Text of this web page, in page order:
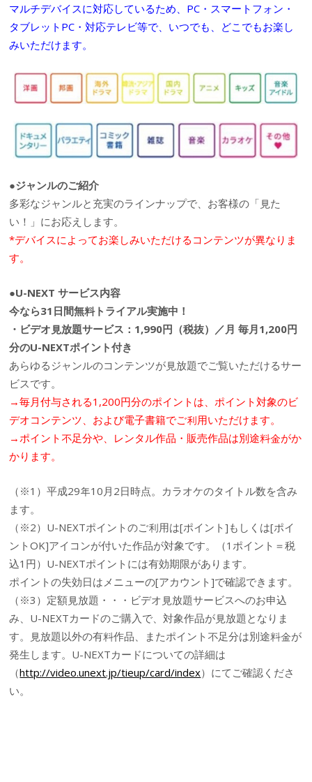
マルチデバイスに対応しているため、PC・スマートフォン・
タブレットPC・対応テレビ等で、いつでも、どこでもお楽し
みいただけます。
●ジャンルのご紹介
多彩なジャンルと充実のラインナップで、お客様の「見た
い！」にお応えします。
*デバイスによってお楽しみいただけるコンテンツが異なりま
す。
●U-NEXT サービス内容
今なら31日間無料トライアル実施中！
・ビデオ見放題サービス：1,990円（税抜）／月 毎月1,200円
分のU-NEXTポイント付き
あらゆるジャンルのコンテンツが見放題でご覧いただけるサー
ビスです。
→毎月付与される1,200円分のポイントは、ポイント対象のビ
デオコンテンツ、および電子書籍でご利用いただけます。
→ポイント不足分や、レンタル作品・販売作品は別途料金がか
かります。
（※1）平成29年10月2日時点。カラオケのタイトル数を含み
ます。
（※2）U-NEXTポイントのご利用は[ポイント]もしくは[ポイ
ントOK]アイコンが付いた作品が対象です。（1ポイント＝税
込1円）U-NEXTポイントには有効期限があります。
ポイントの失効日はメニューの[アカウント]で確認できます。
（※3）定額見放題・・・ビデオ見放題サービスへのお申込
み、U-NEXTカードのご購入で、対象作品が見放題となりま
す。見放題以外の有料作品、またポイント不足分は別途料金が
発生します。U-NEXTカードについての詳細は
（http://video.unext.jp/tieup/card/index）にてご確認くださ
い。